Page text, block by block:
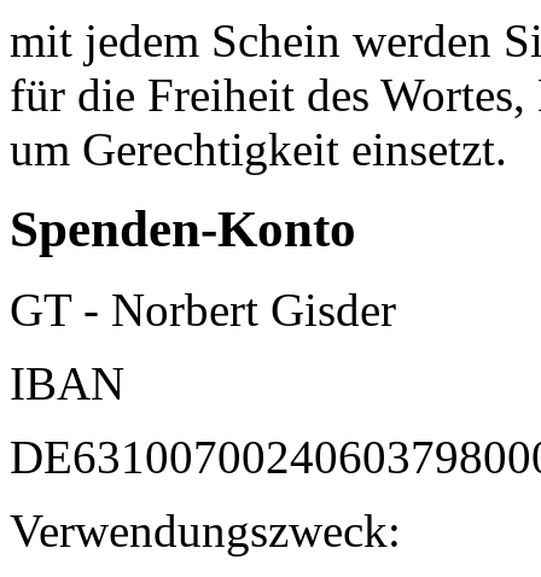
mit jedem Schein werden
für die Freiheit des
um Gerechtigkeit einsetzt.
Spenden-Konto
GT - Norbert Gisder
IBAN
Verwendungszweck: